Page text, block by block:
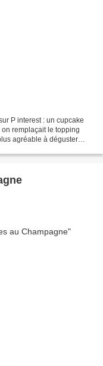
P interest : un cupcake
remplaçait le topping
agréable à déguster